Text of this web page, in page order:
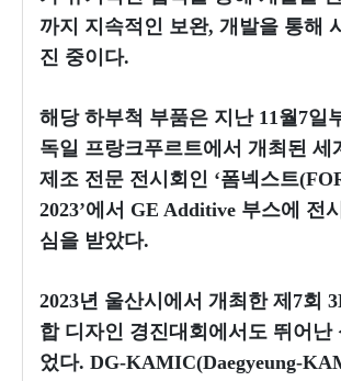
까지 지속적인 보완, 개발을 통해
진 중이다.
해당 하부척 부품은 지난 11월7일
독일 프랑크푸르트에서 개최된 세
제조 전문 전시회인 ‘폼넥스트
2023’에서 GE Additive 부스에 전
심을 받았다.
2023년 울산시에서 개최한 제7회
합 디자인 경진대회에서도 뛰어난
었다. DG-KAMIC(Daegyeung-